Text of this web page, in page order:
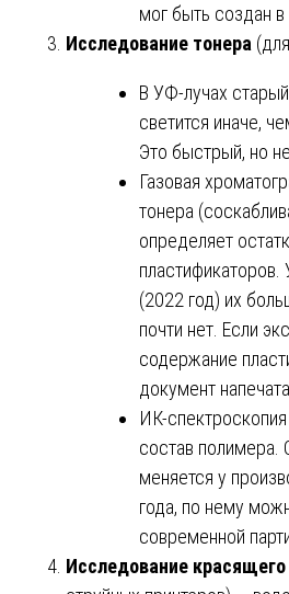
мог быть создан в
Исследование тонера
В УФ-лучах
светится иначе,
Это быстрый, но
Газовая
тонера
определяет
(2022 год) их
почти нет. Если
содержание
документ
ИК-
состав полимера.
меняется у
года, по нему
современной
Исследование